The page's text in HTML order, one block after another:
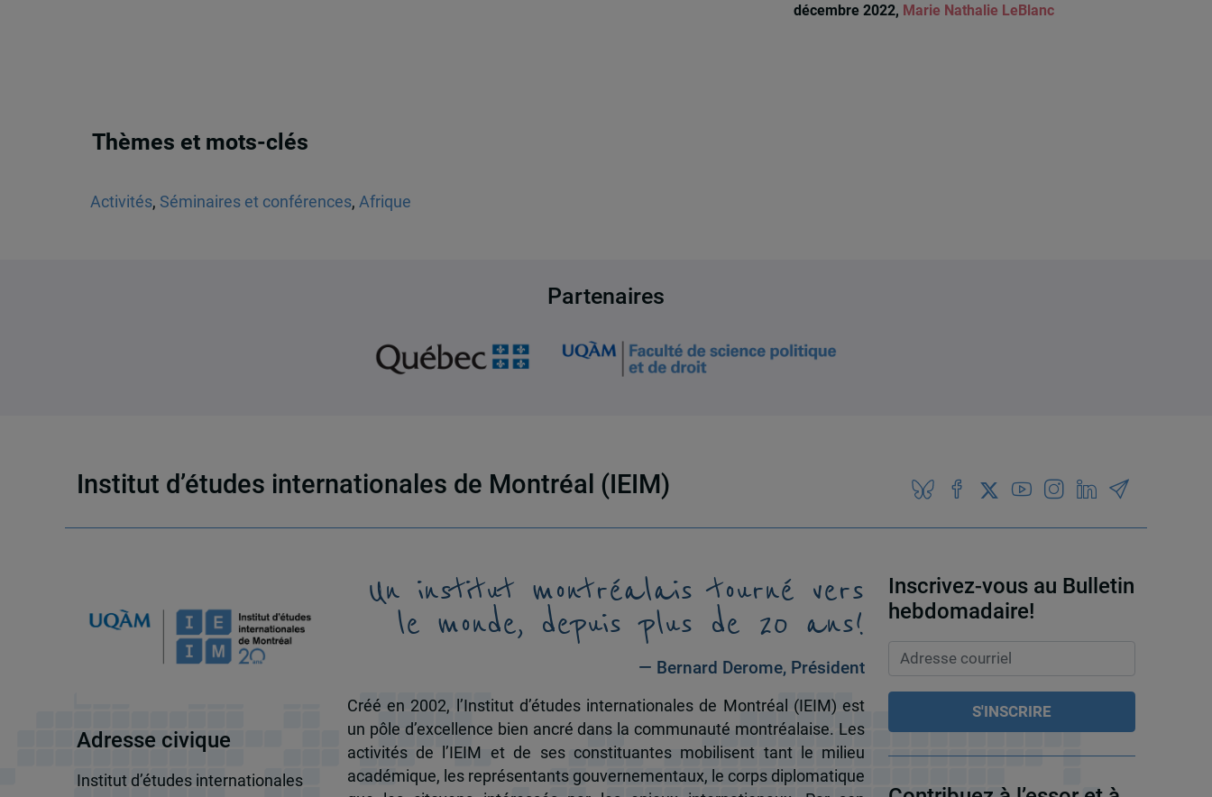
décembre 2022, Marie Nathalie LeBlanc
Thèmes et mots-clés
Activités, Séminaires et conférences, Afrique
Partenaires
Institut d’études internationales de Montréal (IEIM)
Adresse civique
Institut d’études internationales
Un institut montréalais tourné vers
le monde, depuis plus de 20 ans!
— Bernard Derome, Président
Créé en 2002, l’Institut d’études internationales de Montréal (IEIM) est
un pôle d’excellence bien ancré dans la communauté montréalaise. Les
activités de l’IEIM et de ses constituantes mobilisent tant le milieu
académique, les représentants gouvernementaux, le corps diplomatique
Inscrivez-vous au Bulletin
hebdomadaire!